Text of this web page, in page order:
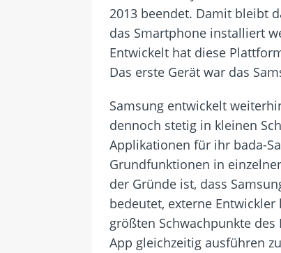
2013 beendet. Damit bleibt
das Smartphone installiert
Entwickelt hat diese
Das erste Gerät war das
Samsung entwickelt
dennoch stetig in kleinen
Applikationen für ihr bada-
Grundfunktionen in
der Gründe ist, dass
bedeutet, externe
größten Schwachpunkte
App gleichzeitig ausführen